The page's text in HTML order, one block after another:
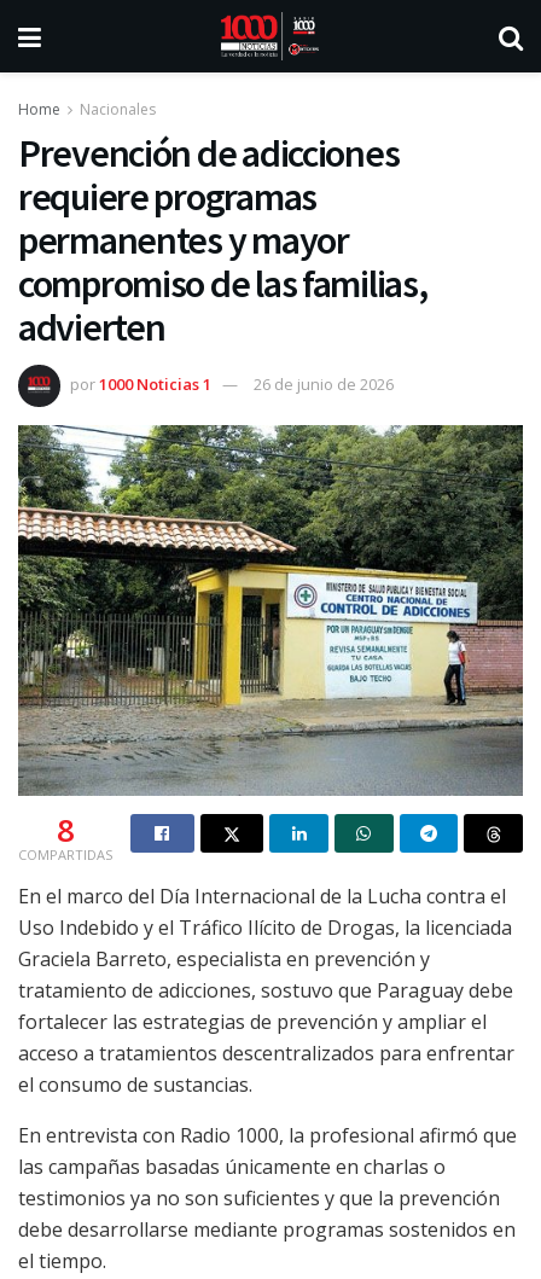
Home Nacionales
Prevención de adicciones
requiere programas
permanentes y mayor
compromiso de las familias,
advierten
por1000 Noticias 1 26 de junio de 2026
8
COMPARTIDAS
En el marco del Día Internacional de la Lucha contra el
Uso Indebido y el Tráfico Ilícito de Drogas, la licenciada
Graciela Barreto, especialista en prevención y
tratamiento de adicciones, sostuvo que Paraguay debe
fortalecer las estrategias de prevención y ampliar el
acceso a tratamientos descentralizados para enfrentar
el consumo de sustancias.
En entrevista con Radio 1000, la profesional afirmó que
las campañas basadas únicamente en charlas o
testimonios ya no son suficientes y que la prevención
debe desarrollarse mediante programas sostenidos en
el tiempo.